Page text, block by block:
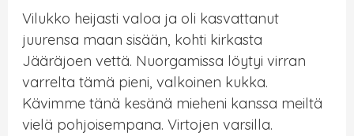
Vilukko heijasti valoa ja oli kasvattanut
juurensa maan sisään, kohti kirkasta
Jääräjoen vettä. Nuorgamissa löytyi virran
varrelta tämä pieni, valkoinen kukka.
Kävimme tänä kesänä mieheni kanssa meiltä
vielä pohjoisempana. Virtojen varsilla.